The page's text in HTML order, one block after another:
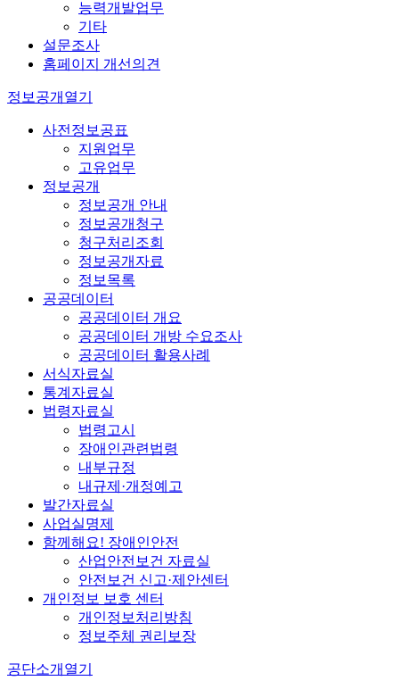
능력개발업무
기타
설문조사
홈페이지 개선의견
정보공개 열기
사전정보공표
지원업무
고유업무
정보공개
정보공개 안내
정보공개청구
청구처리조회
정보공개자료
정보목록
공공데이터
공공데이터 개요
공공데이터 개방 수요조사
공공데이터 활용사례
서식자료실
통계자료실
법령자료실
법령고시
장애인관련법령
내부규정
내규제·개정예고
발간자료실
사업실명제
함께해요! 장애인안전
산업안전보건 자료실
안전보건 신고·제안센터
개인정보 보호 센터
개인정보처리방침
정보주체 권리보장
공단소개 열기